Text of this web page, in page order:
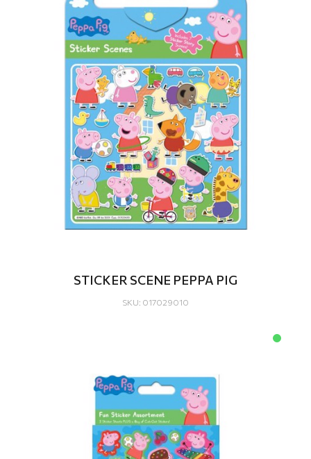
STICKER SCENE PEPPA PIG
SKU: 017029010